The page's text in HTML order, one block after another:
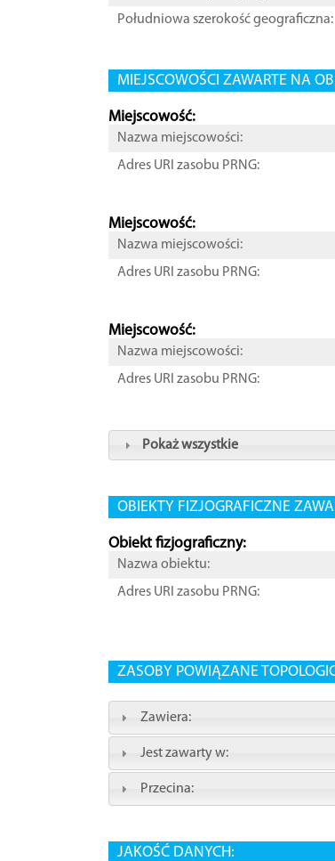
Południowa szerokość geograficzna:
MIEJSCOWOŚCI ZAWARTE NA
Miejscowość:
Nazwa miejscowości:
Adres URI zasobu PRNG:
Miejscowość:
Nazwa miejscowości:
Adres URI zasobu PRNG:
Miejscowość:
Nazwa miejscowości:
Adres URI zasobu PRNG:
Pokaż wszystkie
OBIEKTY FIZJOGRAFICZNE
Obiekt fizjograficzny:
Nazwa obiektu:
Adres URI zasobu PRNG:
ZASOBY POWIĄZANE
Zawiera:
Jest zawarty w:
Przecina:
JAKOŚĆ DANYCH: